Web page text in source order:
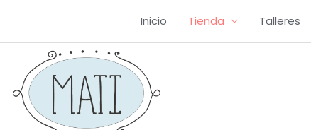
Inicio Tienda Talleres